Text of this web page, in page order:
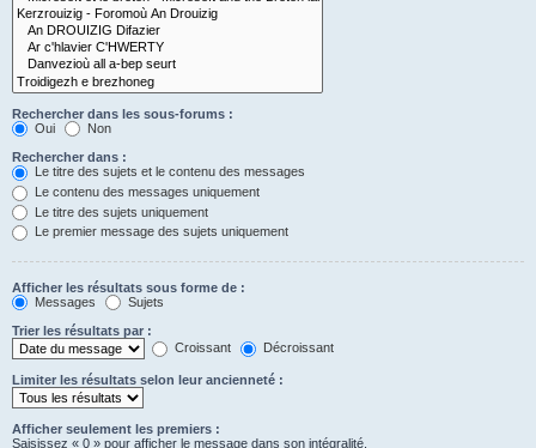
Rechercher dans les sous-forums :
Oui
Non
Rechercher dans :
Le titre des sujets et le contenu des messages
Le contenu des messages uniquement
Le titre des sujets uniquement
Le premier message des sujets uniquement
Afficher les résultats sous forme de :
Messages
Sujets
Trier les résultats par :
Croissant
Décroissant
Limiter les résultats selon leur ancienneté :
Afficher seulement les premiers :
Saisissez « 0 » pour afficher le message dans son intégralité.